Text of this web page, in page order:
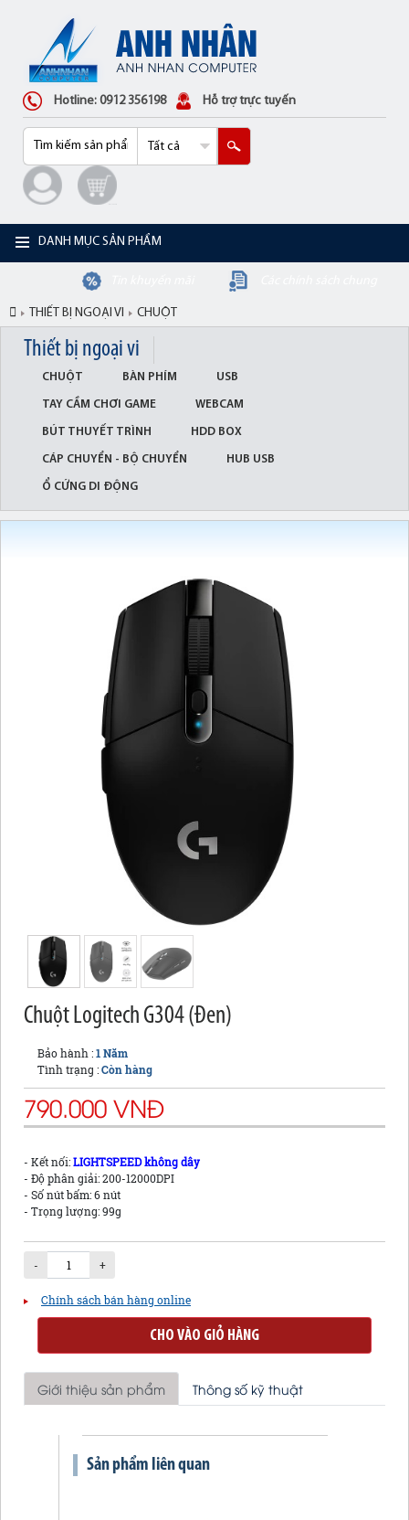
Hotline: 0912 356198 Hỗ trợ trực tuyến
DANH MỤC SẢN PHẨM
THIẾT BỊ NGOẠI VI CHUỘT
Thiết bị ngoại vi
CHUỘT BÀN PHÍM USB
TAY CẦM CHƠI GAME WEBCAM
BÚT THUYẾT TRÌNH HDD BOX
CÁP CHUYỂN - BỘ CHUYỂN HUB USB
Ổ CỨNG DI ĐỘNG
Chuột Logitech G304 (Đen)
Bảo hành :1 Năm
Tình trạng :Còn hàng
790.000 VNĐ
- Kết nối:LIGHTSPEED không dây
- Độ phân giải: 200-12000DPI
- Số nút bấm: 6 nút
- Trọng lượng: 99g
- +
Chính sách bán hàng online
CHO VÀO GIỎ HÀNG
Giới thiệu sản phẩm Thông số kỹ thuật
Sản phẩm liên quan